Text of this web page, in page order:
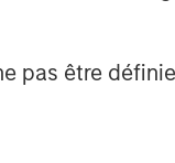
pas être
in Styria,